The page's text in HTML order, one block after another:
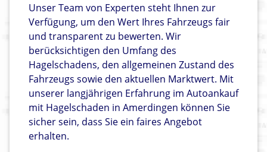
Unser Team von Experten steht Ihnen zur
Verfügung, um den Wert Ihres Fahrzeugs fair
und transparent zu bewerten. Wir
berücksichtigen den Umfang des
Hagelschadens, den allgemeinen Zustand des
Fahrzeugs sowie den aktuellen Marktwert. Mit
unserer langjährigen Erfahrung im Autoankauf
mit Hagelschaden in Amerdingen können Sie
sicher sein, dass Sie ein faires Angebot
erhalten.